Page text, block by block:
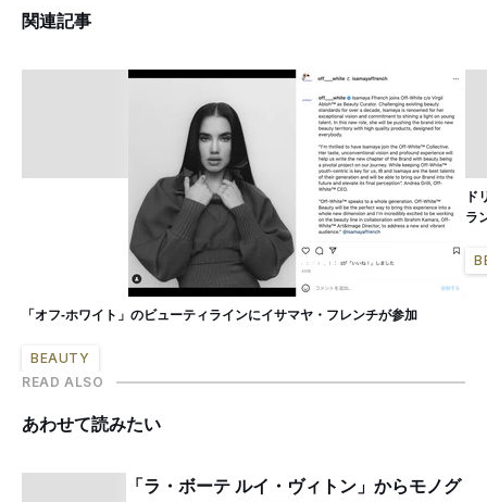
関連記事
「オフ-ホワイト」のビューティラインにイサマヤ・フレンチが参加
BEAUTY
ド
ラ
READ ALSO
あわせて読みたい
「ラ・ボーテ ルイ・ヴィトン」からモノグ